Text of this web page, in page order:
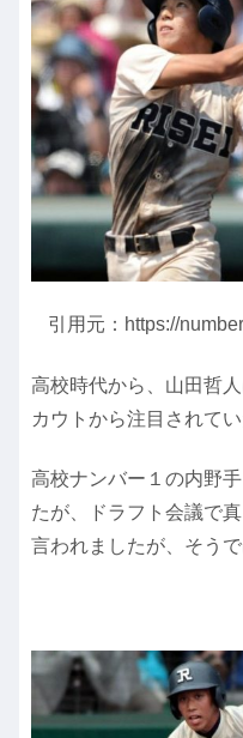
引用元：https://
高校時代から、山田哲
カウトから注目されてい
高校ナンバー１の内野
たが、ドラフト会議で
言われましたが、そう